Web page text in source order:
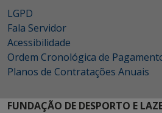
LGPD
Fala Servidor
Acessibilidade
Ordem Cronológica de
Planos de Contratações Anuais
FUNDAÇÃO DE DESPORTO E